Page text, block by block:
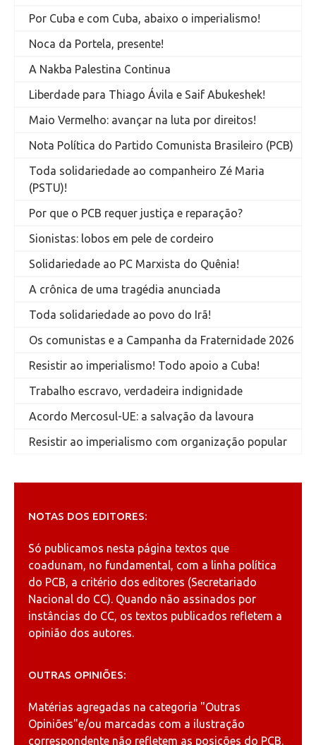
Por Cuba e com Cuba, abaixo o imperialismo!
Noca da Portela, presente!
A Nakba Palestina Continua
Liberdade para Thiago Ávila e Saif Abukeshek!
Maio Vermelho: avançar na luta por direitos!
Nota Política do Partido Comunista Brasileiro (PCB)
Toda solidariedade ao companheiro Zé Maria
(PSTU)!
Por que o PCB requer justiça e reparação?
Sionistas: lobos em pele de cordeiro
Solidariedade ao PC Marxista do Quênia!
A crônica de uma tragédia anunciada
Toda solidariedade ao povo do Irã!
Os comunistas e a Campanha da Fraternidade 2026
Resistir ao imperialismo! Todo apoio a Cuba!
Trabalho escravo, verdadeira indignidade
Acordo Mercosul-UE: a salvação da lavoura
Resistir ao imperialismo com organização popular
NOTAS DOS EDITORES:
Só publicamos nesta página textos que
coadunam, no fundamental, com a linha política
do PCB, a critério dos editores (Secretariado
Nacional do CC). Quando não assinados por
instâncias do CC, os textos publicados refletem a
opinião dos autores.
OUTRAS OPINIÕES:
Matérias agregadas na categoria "Outras
Opiniões"e/ou marcadas com a ilustração
correspondente não refletem as posições do PCB.